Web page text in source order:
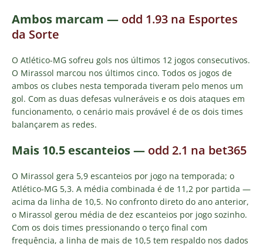
Ambos marcam — odd 1.93 na Esportes
da Sorte
O Atlético-MG sofreu gols nos últimos 12 jogos consecutivos.
O Mirassol marcou nos últimos cinco. Todos os jogos de
ambos os clubes nesta temporada tiveram pelo menos um
gol. Com as duas defesas vulneráveis e os dois ataques em
funcionamento, o cenário mais provável é de os dois times
balançarem as redes.
Mais 10.5 escanteios — odd 2.1 na bet365
O Mirassol gera 5,9 escanteios por jogo na temporada; o
Atlético-MG 5,3. A média combinada é de 11,2 por partida —
acima da linha de 10,5. No confronto direto do ano anterior,
o Mirassol gerou média de dez escanteios por jogo sozinho.
Com os dois times pressionando o terço final com
frequência, a linha de mais de 10,5 tem respaldo nos dados